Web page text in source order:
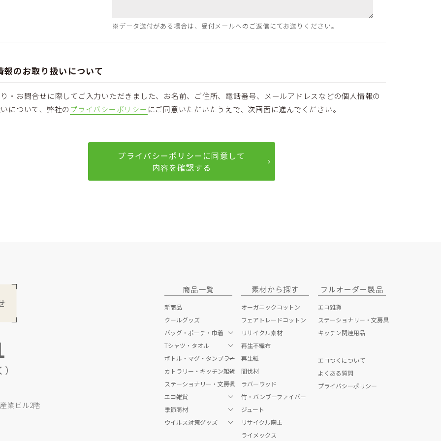
※データ送付がある場合は、受付メールへのご返信にてお送りください。
報のお取り扱いについて
・お問合せに際してご入力いただきました、お名前、ご住所、電話番号、メールアドレスなどの個人情報の
について、弊社の プライバシーポリシー にご同意いただいたうえで、次画面に進んでください。
プライバシーポリシーに同意して
内容を確認する
業ビル2階
商品一覧
新商品
クールグッズ
バッグ・ポーチ・巾着
トートバッグ
折りたたみエコバッグ
不織布バッグ
保冷・保温バッグ
ポーチ・巾着
Tシャツ・タオル
Tシャツ
タオル
ボトル・マグ・タンブラー
ボトル
マグカップ
タンブラー
カトラリー・キッチン雑貨
スプーン・フォーク・お箸
ストロー
その他キッチン雑貨
ステーショナリー・文房具
ペン
ノート
クリアファイル
エコ雑貨
防災グッズ
モバイルグッズ
季節商材
あったかグッズ
ウイルス対策グッズ
素材から探す
オーガニックコットン
フェアトレードコットン
リサイクル素材
再生不織布
再生紙
間伐材
ラバーウッド
竹・バンブーファイバー
ジュート
リサイクル陶土
ライメックス
フルオーダー製品
エコ雑貨
ステーショナリー・文房具
キッチン関連用品
エコつくについて
よくある質問
プライバシーポリシー